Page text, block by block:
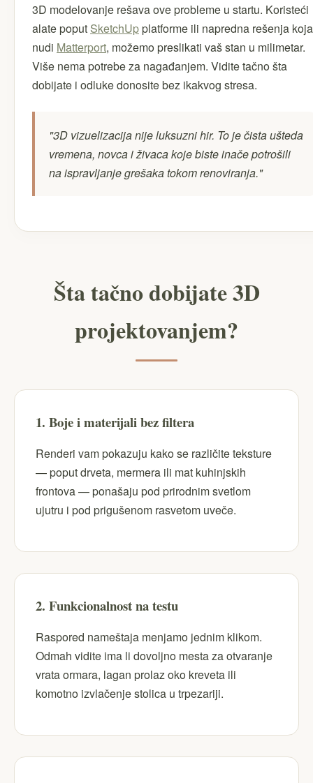
3D modelovanje rešava ove probleme u startu. Koristeći
alate poput SketchUpplatforme ili napredna rešenja koja
nudi Matterport, možemo preslikati vaš stan u milimetar.
Više nema potrebe za nagađanjem. Vidite tačno šta
dobijate i odluke donosite bez ikakvog stresa.
"3D vizuelizacija nije luksuzni hir. To je čista ušteda
vremena, novca i živaca koje biste inače potrošili
na ispravljanje grešaka tokom renoviranja."
Šta tačno dobijate 3D
projektovanjem?
1. Boje i materijali bez filtera
Renderi vam pokazuju kako se različite teksture
— poput drveta, mermera ili mat kuhinjskih
frontova — ponašaju pod prirodnim svetlom
ujutru i pod prigušenom rasvetom uveče.
2. Funkcionalnost na testu
Raspored nameštaja menjamo jednim klikom.
Odmah vidite ima li dovoljno mesta za otvaranje
vrata ormara, lagan prolaz oko kreveta ili
komotno izvlačenje stolica u trpezariji.